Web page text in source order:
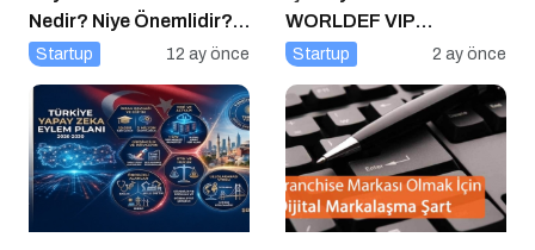
Nedir? Niye Önemlidir?
Growht Marketıng Nasıl
Startup 12 ay önce
WORLDEF VIP
Connect’te buluştu
Startup 2 ay önce